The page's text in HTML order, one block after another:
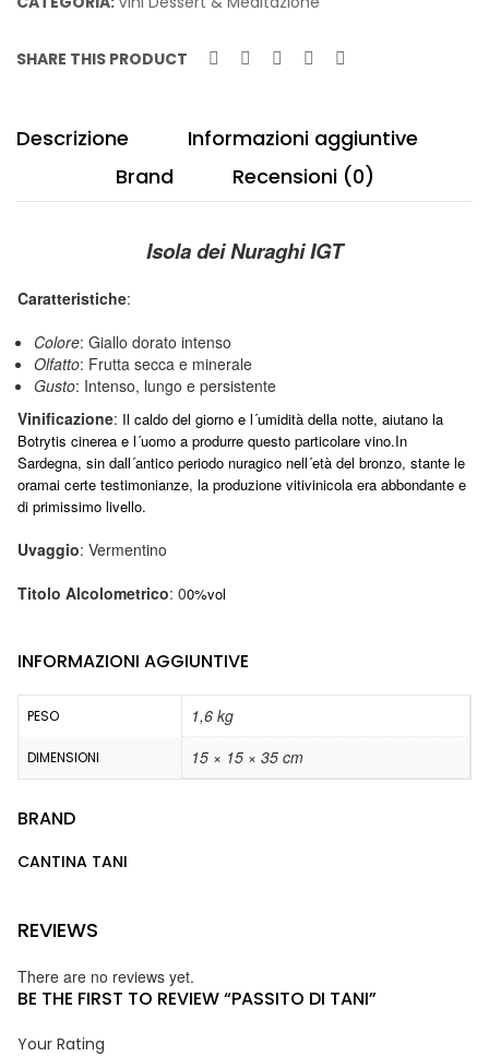
SHARE THIS PRODUCT
Descrizione
Informazioni aggiuntive
Brand
Recensioni (0)
Isola dei Nuraghi IGT
Caratteristiche:
Colore: Giallo dorato intenso
Olfatto: Frutta secca e minerale
Gusto: Intenso, lungo e persistente
Vinificazione: Il caldo del giorno e l´umidità della notte, aiutano la
Botrytis cinerea e l´uomo a produrre questo particolare vino.In
Sardegna, sin dall´antico periodo nuragico nell´età del bronzo, stante le
oramai certe testimonianze, la produzione vitivinicola era abbondante e
di primissimo livello.
Uvaggio: Vermentino
Titolo Alcolometrico: 00%vol
INFORMAZIONI AGGIUNTIVE
PESO 1,6 kg
DIMENSIONI 15 × 15 × 35 cm
BRAND
CANTINA TANI
REVIEWS
There are no reviews yet.
BE THE FIRST TO REVIEW “PASSITO DI TANI”
Your Rating